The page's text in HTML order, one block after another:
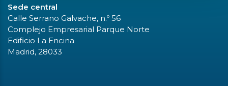
Sede central
Calle Serrano Galvache, n.º 56
Complejo Empresarial Parque Norte
Edificio La Encina
Madrid, 28033